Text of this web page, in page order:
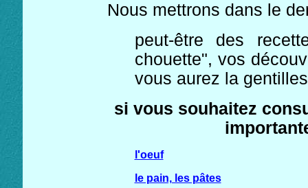
Nous mettrons dans le
peut-être des
chouette", vos
vous aurez la
si vous souhaitez
l'oeuf
le pain, les pâtes